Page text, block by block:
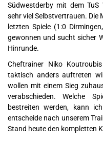
Südwestderby mit dem
sehr viel Selbstvertrauen.
letzten Spiele (1:0
gewonnen und sucht sicher
Hinrunde.
Cheftrainer Niko
taktisch anders auftreten
wollen mit einem Sieg
verabschieden. Welche
bestreiten werden, kann
entscheide nach unserem
Stand heute den kompletten